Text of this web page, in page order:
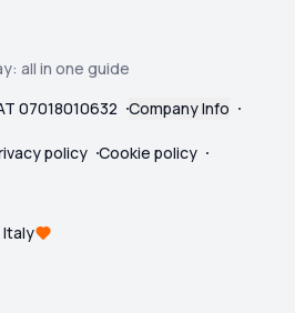
all in one guide
07018010632 Company Info
policy Cookie policy
Italy